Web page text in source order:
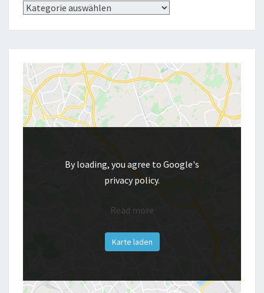
Kategorien
By loading, you agree to Google's
privacy policy.
Read more
Karte laden